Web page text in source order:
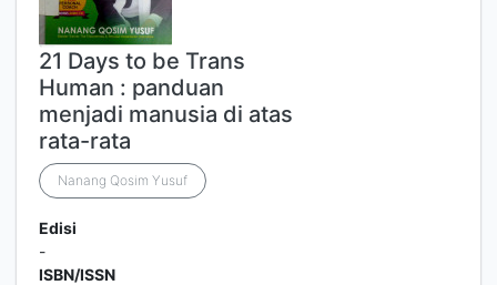
21 Days to be Trans
Human : panduan
menjadi manusia di atas
rata-rata
Nanang Qosim Yusuf
Edisi
-
ISBN/ISSN